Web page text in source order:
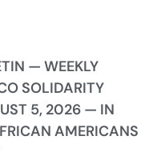
— WEEKLY
SOLIDARITY
5, 2026 — IN
AMERICANS